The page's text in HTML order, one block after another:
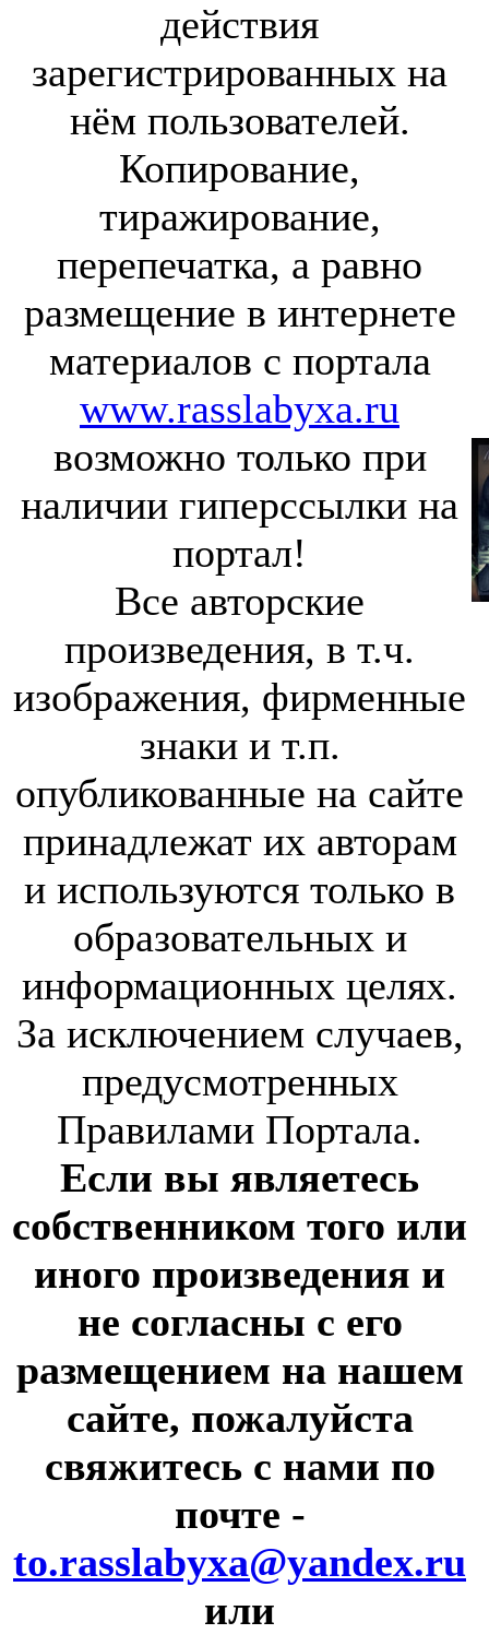
действия
зарегистрированных на
нём пользователей.
Копирование,
тиражирование,
перепечатка, а равно
размещение в интернете
материалов с портала
www.rasslabyxa.ru
возможно только при
наличии гиперссылки на
портал!
Все авторские
произведения, в т.ч.
изображения, фирменные
знаки и т.п.
опубликованные на сайте
принадлежат их авторам
и используются только в
образовательных и
информационных целях.
За исключением случаев,
предусмотренных
Правилами Портала.
Если вы являетесь
собственником того или
иного произведения и
не согласны с его
размещением на нашем
сайте, пожалуйста
свяжитесь с нами по
почте -
to.rasslabyxa@yandex.ru
или